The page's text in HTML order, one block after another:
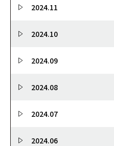
2024.11
2024.10
2024.09
2024.08
2024.07
2024.06